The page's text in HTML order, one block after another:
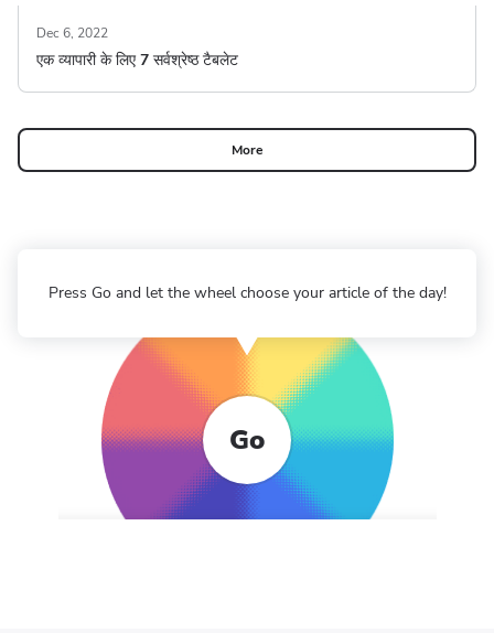
Dec 6, 2022
एक व्यापारी के लिए 7 सर्वश्रेष्ठ टैबलेट
More
Go
Press Go and let the wheel choose your article of the day!